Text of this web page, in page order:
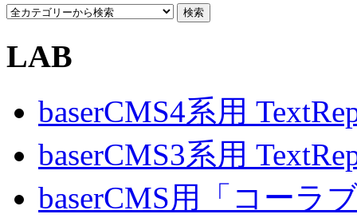
LAB
baserCMS4系用
baserCMS3系用
baserCMS用「コーラ